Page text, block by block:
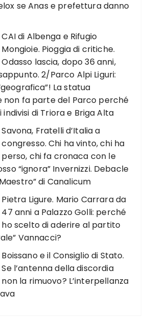
se Anas e prefettura danno
CAI di Albenga e Rifugio
Mongioie. Pioggia di critiche.
Odasso lascia, dopo 36 anni,
2/Parco Alpi Liguri:
La statua
non fa parte del Parco perché
di Triora e Briga Alta
Savona, Fratelli d’Italia a
congresso. Chi ha vinto, chi ha
perso, chi fa cronaca con le
“ignora” Invernizzi. Debacle
di Canalicum
Pietra Ligure. Mario Carrara da
47 anni a Palazzo Golli: perché
ho scelto di aderire al partito
Vannacci?
Boissano e il Consiglio di Stato.
Se l’antenna della discordia
non la rimuovo? L’interpellanza